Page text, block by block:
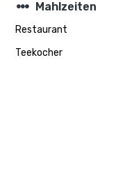
steppers Mahlzeiten
Restaurant
Teekocher